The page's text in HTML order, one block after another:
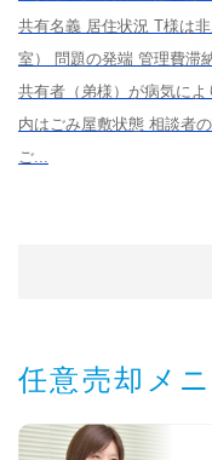
共有名義 居住状況 T様は
室） 問題の発端 管理費滞
共有者（弟様）が病気に
内はごみ屋敷状態 相談者
ご...
任意売却メ